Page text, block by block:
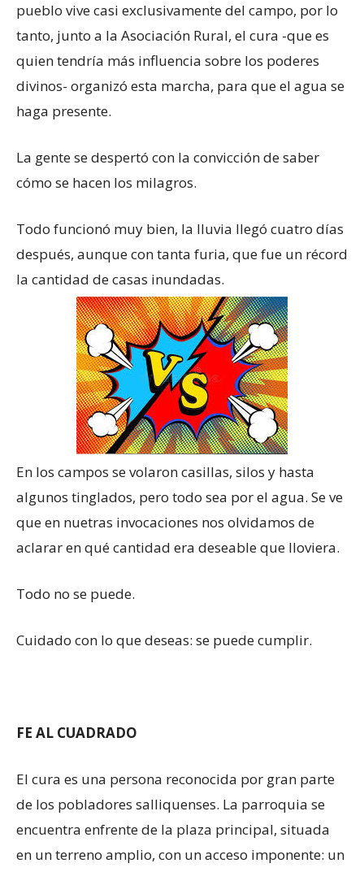
pueblo vive casi exclusivamente del campo, por lo
tanto, junto a la Asociación Rural, el cura -que es
quien tendría más influencia sobre los poderes
divinos- organizó esta marcha, para que el agua se
haga presente.
La gente se despertó con la convicción de saber
cómo se hacen los milagros.
Todo funcionó muy bien, la lluvia llegó cuatro días
después, aunque con tanta furia, que fue un récord
la cantidad de casas inundadas.
En los campos se volaron casillas, silos y hasta
algunos tinglados, pero todo sea por el agua. Se ve
que en nuetras invocaciones nos olvidamos de
aclarar en qué cantidad era deseable que lloviera.
Todo no se puede.
Cuidado con lo que deseas: se puede cumplir.
FE AL CUADRADO
El cura es una persona reconocida por gran parte
de los pobladores salliquenses. La parroquia se
encuentra enfrente de la plaza principal, situada
en un terreno amplio, con un acceso imponente: un